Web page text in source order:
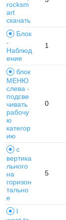
rocksm
art
скачать
Блок
-
Наблюд
ение
1
блок
МЕНЮ
слева -
подсве
чивать
рабочу
ю
категор
ию
0
с
вертика
льного
на
горизон
тально
е
5
I